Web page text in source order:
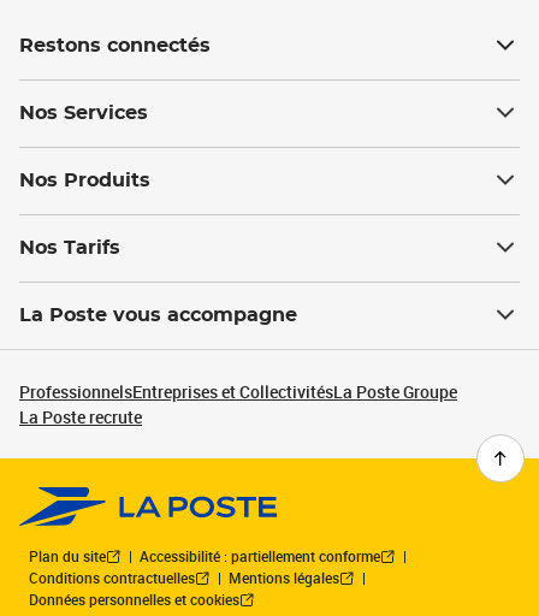
Restons connectés
Nos Services
Nos Produits
Nos Tarifs
La Poste vous accompagne
ProfessionnelsEntreprises et CollectivitésLa Poste Groupe
La Poste recrute
Plan du site
Accessibilité : partiellement conforme
Conditions contractuelles
Mentions légales
Données personnelles et cookies